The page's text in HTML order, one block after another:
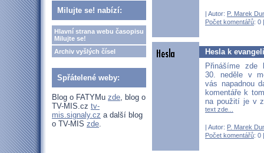
Milujte se! nabízí:
Hlavní strana webu časopisu
Milujte se!
Archiv vyšlých čísel
Spřátelené weby:
Blog o FATYMu zde, blog o
TV-MIS.cz tv-
mis.signaly.cz a další blog
o TV-MIS zde.
| Autor: P. Marek
Počet komentářů: 0
Hesla k
Přinášíme zde
30. neděle v
vás napadnou
komentáře k
na použití je v
text zde...
| Autor: P. Marek
Počet komentářů: 0